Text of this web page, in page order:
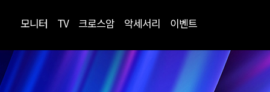
모니터 TV 크로스암 악세서리 이벤트